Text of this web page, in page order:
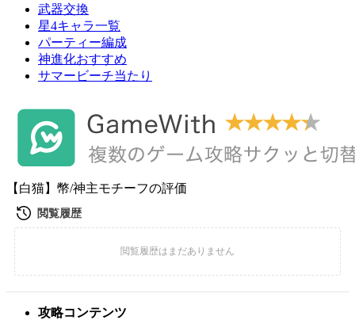
武器交換
星4キャラ一覧
パーティー編成
神進化おすすめ
サマービーチ当たり
【白猫】幣/神主モチーフの評価
攻略コンテンツ